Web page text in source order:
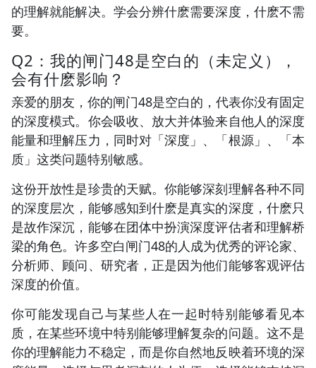
的理解就能解决。学会分辨什麽需要深度，什麽不需
要。
Q2：我的闸门48是空白的（未定义），
会有什麽影响？
亲爱的朋友，你的闸门48是空白的，代表你没有固定
的深度模式。你会吸收、放大并体验来自他人的深度
能量和理解压力，同时对「深度」、「根源」、「本
质」这类问题特别敏感。
这份开放性是珍贵的天赋。你能够深刻理解各种不同
的深度层次，能够感知到什麽是真实的深度，什麽只
是故作深沉，能够在团体中扮演深度评估者和理解桥
梁的角色。许多空白闸门48的人成为优秀的评论家、
分析师、顾问、研究者，正是因为他们能够客观评估
深度的价值。
你可能发现自己与某些人在一起时特别能够看见本
质，在某些环境中特别能够理解复杂的问题。这不是
你的理解能力不稳定，而是你自然地反映着环境的深